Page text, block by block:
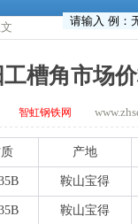
槽角市场
智虹钢铁网
产地
鞍山宝得
鞍山宝得